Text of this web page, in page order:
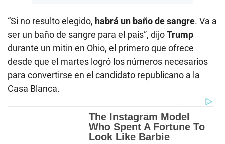
“Si no resulto elegido, habrá un baño de sangre. Va a
ser un baño de sangre para el país”, dijoTrump
durante un mitin en Ohio, el primero que ofrece
desde que el martes logró los números necesarios
para convertirse en el candidato republicano a la
Casa Blanca.